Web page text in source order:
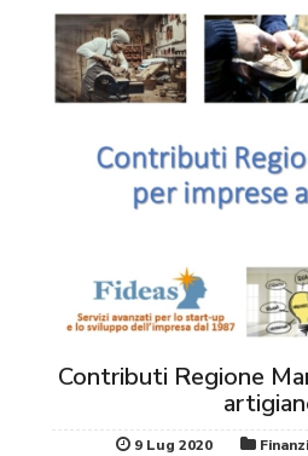
Contributi Regione
9 Lug 2020